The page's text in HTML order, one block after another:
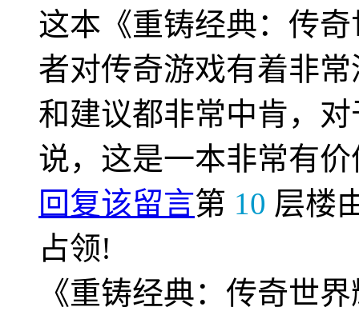
这本《重铸经典：传
者对传奇游戏有着非
和建议都非常中肯，
说，这是一本非常有
回复该留言第 10 层楼
占领!
《重铸经典：传奇世